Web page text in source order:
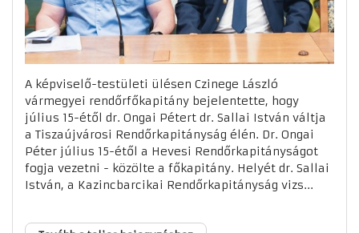
A képviselő-testületi ülésen Czinege László
vármegyei rendőrfőkapitány bejelentette, hogy
július 15-étől dr. Ongai Pétert dr. Sallai István váltja
a Tiszaújvárosi Rendőrkapitányság élén. Dr. Ongai
Péter július 15-étől a Hevesi Rendőrkapitányságot
fogja vezetni - közölte a főkapitány. Helyét dr. Sallai
István, a Kazincbarcikai Rendőrkapitányság vizs...